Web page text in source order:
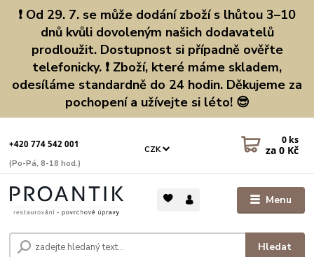
❗ Od 29. 7. se může dodání zboží s lhůtou 3–10
dnů kvůli dovoleným našich dodavatelů
prodloužit. Dostupnost si případně ověřte
telefonicky. ❗ Zboží, které máme skladem,
odesíláme standardně do 24 hodin. Děkujeme za
pochopení a užívejte si léto! 😎
Menu
CZK
Hledat
+420 774 542 001
(Po-Pá, 8-18 hod.)
0 ks
za 0 Kč